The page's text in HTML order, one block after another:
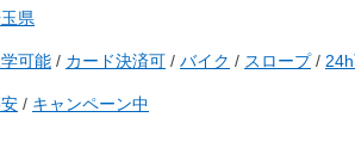
県
学可能 / カード決済可 / バイク / スロープ/
/ キャンペーン中